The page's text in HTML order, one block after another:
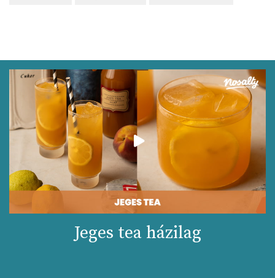
Jeges tea házilag